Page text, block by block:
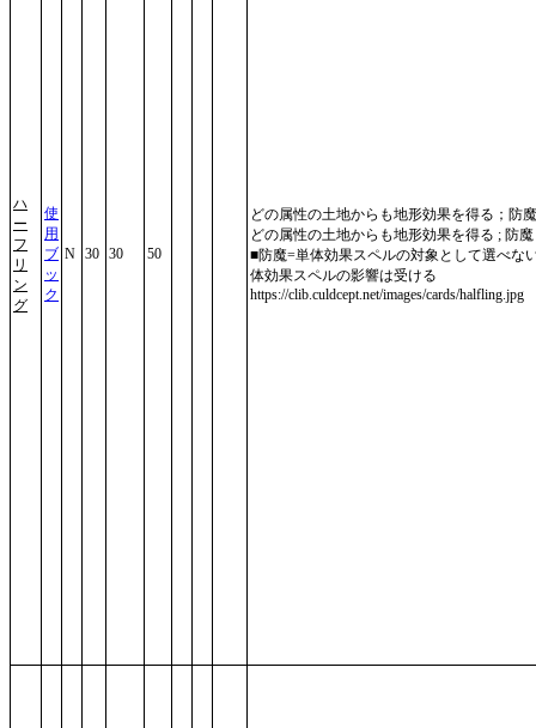
ハ
ー
フ
リ
ン
グ
使
用
ブ
ッ
ク
N 30 30 50
どの属性の土地からも地形効果を得る；防魔
どの属性の土地からも地形効果を得る ; 防魔
■防魔=単体効果スペルの対象として選べな
体効果スペルの影響は受ける
https://clib.culdcept.net/images/cards/halfling.jpg